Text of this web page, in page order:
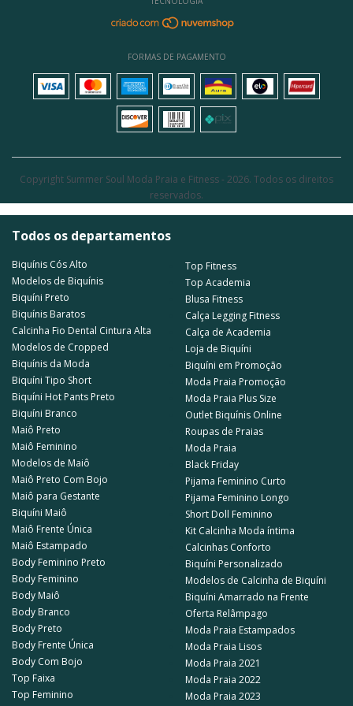
Com sua variedade de modelos e possibilidades de combinações com
diferentes tipos de calcinhas de biquíni, obiquíni cortininha
você encontra toda essa diversidade de
modelos, confeccionados em materiais de alta qualidade e com
acabamento impecável. Navegue pelo nosso site e escolha seus
modelos favoritos para curtir os dias mais quentes com muito frescor e
FORMAS DE PAGAMENTO
Copyright Summer Soul Moda Praia e Fitness - 2026. Todos os direitos
reservados.
Todos os departamentos
Biquínis Cós Alto
Modelos de Biquínis
Biquíni Preto
Biquínis Baratos
Calcinha Fio Dental Cintura Alta
Modelos de Cropped
Biquínis da Moda
Biquíni Tipo Short
Biquíni Hot Pants Preto
Biquíni Branco
Maiô Preto
Maiô Feminino
Modelos de Maiô
Maiô Preto Com Bojo
Maiô para Gestante
Biquíni Maiô
Maiô Frente Única
Maiô Estampado
Body Feminino Preto
Body Feminino
Body Maiô
Body Branco
Body Preto
Body Frente Única
Body Com Bojo
Top Faixa
Top Feminino
Top Fitness
Top Academia
Blusa Fitness
Calça Legging Fitness
Calça de Academia
Loja de Biquíni
Biquíni em Promoção
Moda Praia Promoção
Moda Praia Plus Size
Outlet Biquínis Online
Roupas de Praias
Moda Praia
Black Friday
Pijama Feminino Curto
Pijama Feminino Longo
Short Doll Feminino
Kit Calcinha Moda íntima
Calcinhas Conforto
Biquíni Personalizado
Modelos de Calcinha de Biquíni
Biquíni Amarrado na Frente
Oferta Relâmpago
Moda Praia Estampados
Moda Praia Lisos
Moda Praia 2021
Moda Praia 2022
Moda Praia 2023